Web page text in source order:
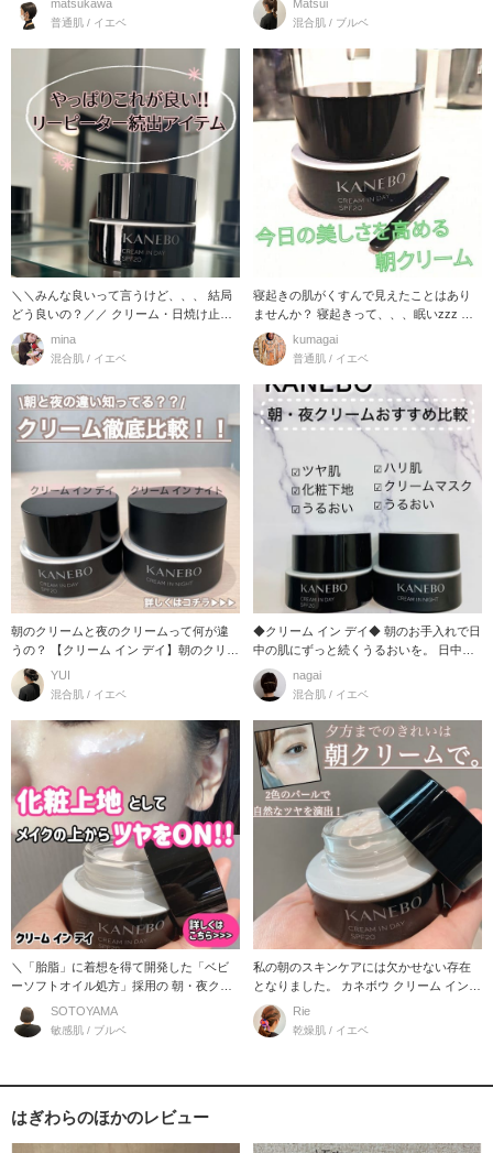
matsukawa
普通肌 / イエベ
Matsui
混合肌 / ブルベ
＼＼みんな良いって言うけど、、、 結局
どう良いの？／／ クリーム・日焼け止
め・下地が3i
mina
混合肌 / イエベ
寝起きの肌がくすんで見えたことはあり
ませんか？ 寝起きって、、、眠いzzz ま
だ、体温が低
kumagai
普通肌 / イエベ
朝のクリームと夜のクリームって何が違
うの？ 【クリーム イン デイ】朝のクリー
ム ●ス
YUI
混合肌 / イエベ
◆クリーム イン デイ◆ 朝のお手入れで日
中の肌にずっと続くうるおいを。 日中ず
っとうるお
nagai
混合肌 / イエベ
＼「胎脂」に着想を得て開発した「ベビ
ーソフトオイル処方」採用の 朝・夜クリ
ーム／ お母さ
SOTOYAMA
敏感肌 / ブルベ
私の朝のスキンケアには欠かせない存在
となりました。 カネボウ クリーム イン
デイのご紹
Rie
乾燥肌 / イエベ
はぎわらのほかのレビュー